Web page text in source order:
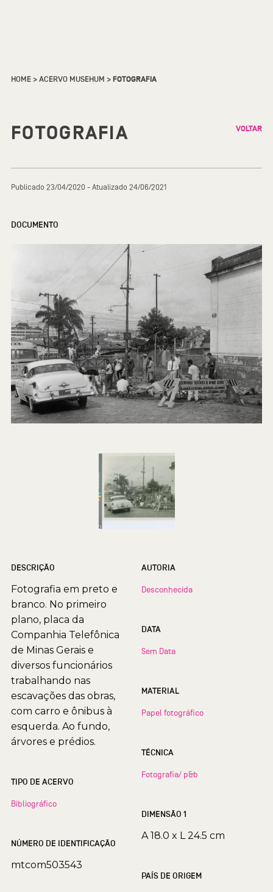
HOME>ACERVO MUSEHUM >FOTOGRAFIA
FOTOGRAFIA VOLTAR
Publicado 23/04/2020 - Atualizado 24/06/2021
DOCUMENTO
DESCRIÇÃO
Fotografia em preto e
branco. No primeiro
plano, placa da
Companhia Telefônica
de Minas Gerais e
diversos funcionários
trabalhando nas
escavações das obras,
com carro e ônibus à
esquerda. Ao fundo,
árvores e prédios.
TIPO DE ACERVO
Bibliográfico
NÚMERO DE IDENTIFICAÇÃO
mtcom503543
AUTORIA
Desconhecida
DATA
Sem Data
MATERIAL
Papel fotográfico
TÉCNICA
Fotografia/ p&b
DIMENSÃO 1
A 18.0 x L 24.5 cm
PAÍS DE ORIGEM